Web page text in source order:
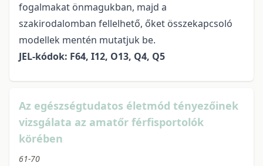
fogalmakat önmagukban, majd a
szakirodalomban fellelhető, őket összekapcsoló
modellek mentén mutatjuk be.
JEL-kódok: F64, I12, O13, Q4, Q5
Az egészségtudatos életmód tényezőinek
vizsgálata az amatőr férfisportolók
körében
61-70